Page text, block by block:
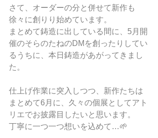
さて、オーダーの分と併せて新作も
徐々に創りり始めています。
まとめて鋳造に出している間に、5月開
催のそらのたねのDMを創ったりしてい
るうちに、本日鋳造があがってきまし
た。
仕上げ作業に突入しつつ、新作たちは
まとめて6月に、久々の個展としてアト
リエでお披露目したいと思います。
丁寧に一つ一つ想いを込めて…🌱